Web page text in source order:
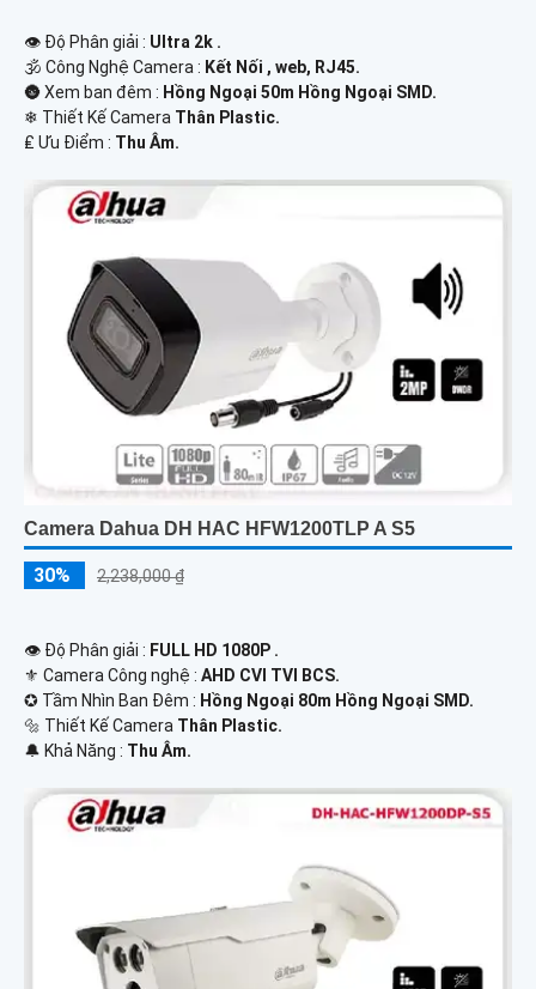
👁 Độ Phân giải : Ultra 2k .
🕉️ Công Nghệ Camera : Kết Nối , web, RJ45.
🌚 Xem ban đêm : Hồng Ngoại 50m Hồng Ngoại SMD.
❄ Thiết Kế Camera Thân Plastic.
️₤ Ưu Điểm : Thu Âm.
Camera Dahua DH HAC HFW1200TLP A S5
30% 2,238,000 ₫
👁 Độ Phân giải : FULL HD 1080P .
⚜️ Camera Công nghệ : AHD CVI TVI BCS.
✪ Tầm Nhìn Ban Đêm : Hồng Ngoại 80m Hồng Ngoại SMD.
🔩 Thiết Kế Camera Thân Plastic.
️🔔 Khả Năng : Thu Âm.